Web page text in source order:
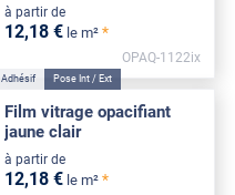
à partir de
12,18 € le m² *
OPAQ-1122ix
Adhésif Pose Int / Ext
Film vitrage opacifiant
jaune clair
à partir de
12,18 € le m² *